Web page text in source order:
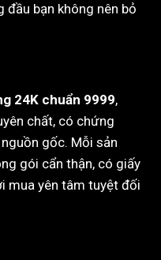
đầu bạn không nên bỏ
24K chuẩn 9999,
chất, có chứng
gốc. Mỗi sản
gói cẩn thận, có giấy
mua yên tâm tuyệt đối